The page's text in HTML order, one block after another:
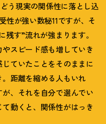
う現実の関係性に落とし込
性が強い数秘11ですが、そ
す”流れが強まります。
スピード感も増していき
ていたことをそのままに
距離を縮める人もいれ
、それを自分で選んでい
動くと、関係性がはっき